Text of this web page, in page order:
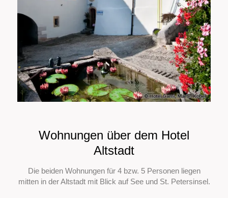
Wohnungen über dem Hotel
Altstadt
Die beiden Wohnungen für 4 bzw. 5 Personen liegen
mitten in der Altstadt mit Blick auf See und St. Petersinsel.